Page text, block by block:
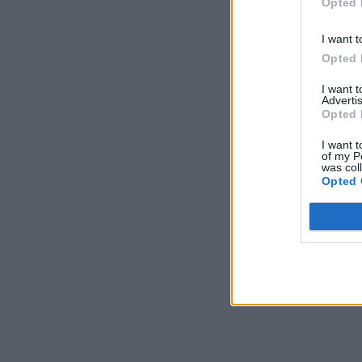
I want
Opted
I want
Opted
I want
of my
was
Opted